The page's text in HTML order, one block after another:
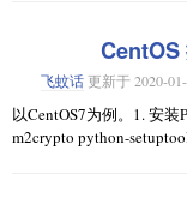
飞蚊话更新于2020-
以CentOS7为例。1. 安
m2crypto python-